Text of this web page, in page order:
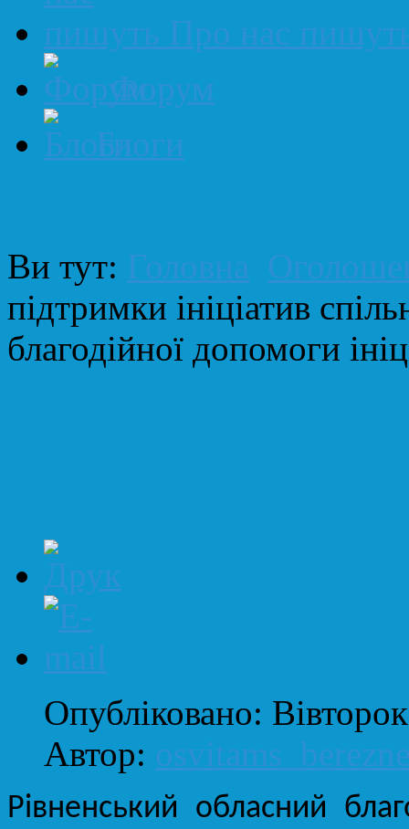
Про нас
Форум
Блоги
Ви тут: Головна
підтримки ініціатив
благодійної допомоги
Опубліковано:
Автор:
Рівненський обласний